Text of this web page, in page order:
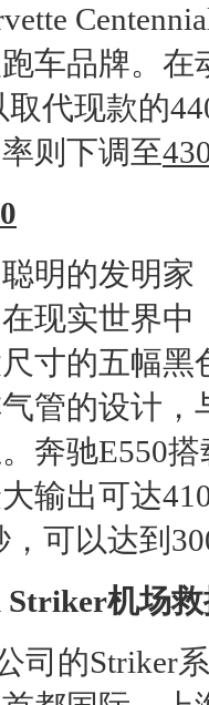
跑车品牌。在
取代现款的
则下调至
的发明家
现实世界中
寸的五幅
管的设计，
奔驰E550搭
输出可达
可以达到
机场救
的Striker系